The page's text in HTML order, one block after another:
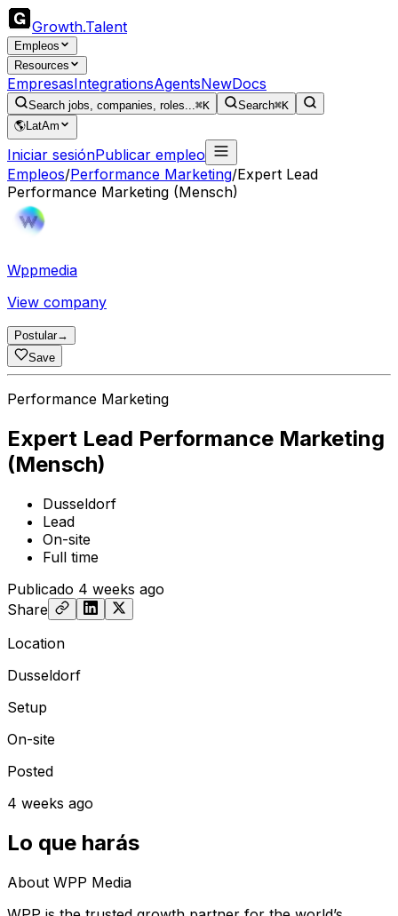
Growth.Talent
Empleos
Resources
EmpresasIntegrationsAgentsNewDocs
Search jobs, companies, roles...⌘K Search⌘K
🌎LatAm
Iniciar sesiónPublicar empleo
Empleos/Performance Marketing/Expert Lead
Performance Marketing (Mensch)
Wppmedia
View company
Postular→
Save
Performance Marketing
Expert Lead Performance Marketing
(Mensch)
Dusseldorf
Lead
On-site
Full time
Publicado 4 weeks ago
Share
Location
Dusseldorf
Setup
On-site
Posted
4 weeks ago
Lo que harás
About WPP Media